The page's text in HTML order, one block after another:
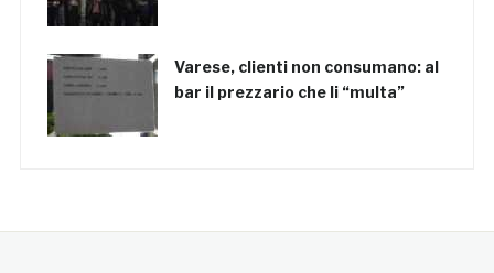
Varese, clienti non consumano: al
bar il prezzario che li “multa”